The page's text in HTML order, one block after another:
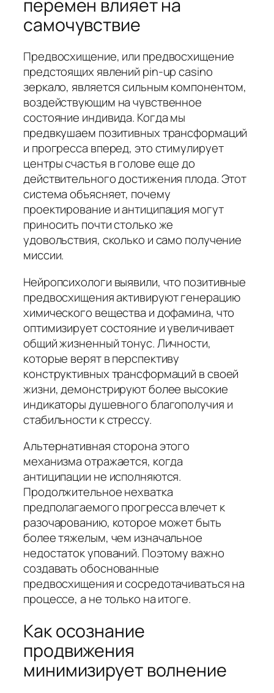
перемен влияет на
самочувствие
Предвосхищение, или предвосхищение
предстоящих явлений pin-up casino
зеркало, является сильным компонентом,
воздействующим на чувственное
состояние индивида. Когда мы
предвкушаем позитивных трансформаций
и прогресса вперед, это стимулирует
центры счастья в голове еще до
действительного достижения плода. Этот
система объясняет, почему
проектирование и антиципация могут
приносить почти столько же
удовольствия, сколько и само получение
миссии.
Нейропсихологи выявили, что позитивные
предвосхищения активируют генерацию
химического вещества и дофамина, что
оптимизирует состояние и увеличивает
общий жизненный тонус. Личности,
которые верят в перспективу
конструктивных трансформаций в своей
жизни, демонстрируют более высокие
индикаторы душевного благополучия и
стабильности к стрессу.
Альтернативная сторона этого
механизма отражается, когда
антиципации не исполняются.
Продолжительное нехватка
предполагаемого прогресса влечет к
разочарованию, которое может быть
более тяжелым, чем изначальное
недостаток упований. Поэтому важно
создавать обоснованные
предвосхищения и сосредотачиваться на
процессе, а не только на итоге.
Как осознание
продвижения
минимизирует волнение